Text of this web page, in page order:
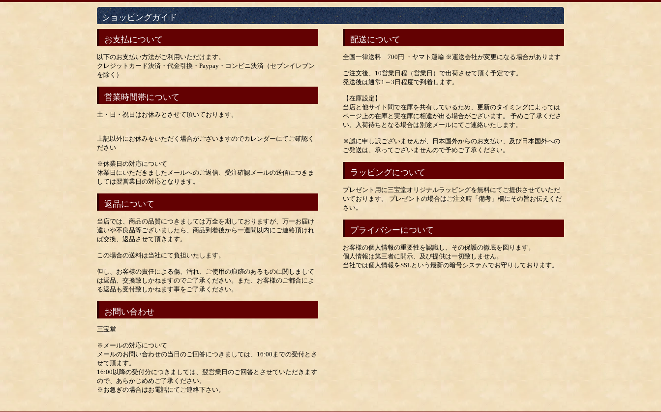
ショッピングガイド
お支払について
以下のお支払い方法がご利用いただけます。
クレジットカード決済・代金引換・Paypay・コンビニ決済（セブンイレブン
を除く）
営業時間帯について
土・日・祝日はお休みとさせて頂いております。
上記以外にお休みをいただく場合がございますのでカレンダーにてご確認く
ださい
※休業日の対応について
休業日にいただきましたメールへのご返信、受注確認メールの送信につきま
しては翌営業日の対応となります。
返品について
当店では、商品の品質につきましては万全を期しておりますが、万一お届け
違いや不良品等ございましたら、商品到着後から一週間以内にご連絡頂けれ
ば交換、返品させて頂きます。
この場合の送料は当社にて負担いたします。
但し、お客様の責任による傷、汚れ、ご使用の痕跡のあるものに関しまして
は返品、交換致しかねますのでご了承ください。また、お客様のご都合によ
る返品も受付致しかねます事をご了承ください。
お問い合わせ
三宝堂
※メールの対応について
メールのお問い合わせの当日のご回答につきましては、16:00までの受付とさ
せて頂ます。
16:00以降の受付分につきましては、翌営業日のご回答とさせていただきます
ので、あらかじめめご了承ください。
※お急ぎの場合はお電話にてご連絡下さい。
配送について
全国一律送料 700円 ・ヤマト運輸 ※運送会社が変更になる場合があります
ご注文後、10営業日程（営業日）で出荷させて頂く予定です。
発送後は通常1～3日程度で到着します。
【在庫設定】
当店と他サイト間で在庫を共有しているため、更新のタイミングによっては
ページ上の在庫と実在庫に相違が出る場合がございます。 予めご了承くださ
い。入荷待ちとなる場合は別途メールにてご連絡いたします。
※誠に申し訳ございませんが、日本国外からのお支払い、及び日本国外への
ご発送は、承ってございませんので予めご了承ください。
ラッピングについて
プレゼント用に三宝堂オリジナルラッピングを無料にてご提供させていただ
いております。 プレゼントの場合はご注文時「備考」欄にその旨お伝えくだ
さい。
プライバシーについて
お客様の個人情報の重要性を認識し、その保護の徹底を図ります。
個人情報は第三者に開示、及び提供は一切致しません。
当社では個人情報をSSLという最新の暗号システムでお守りしております。